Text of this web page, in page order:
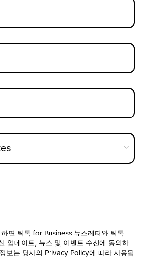
면 틱톡 for Business 뉴스레터와 틱톡
업데이트, 뉴스 및 이벤트 수신에 동의하
보는 당사의 Privacy Policy에 따라 사용됩